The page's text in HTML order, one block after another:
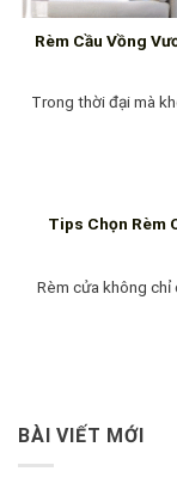
Rèm Cầu Vồng
Trong thời đại mà
Tips Chọn Rèm
Rèm cửa không chỉ
BÀI VIẾT MỚI